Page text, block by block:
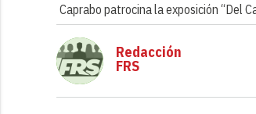
Caprabo patrocina la exposición “Del
Redacción
FRS